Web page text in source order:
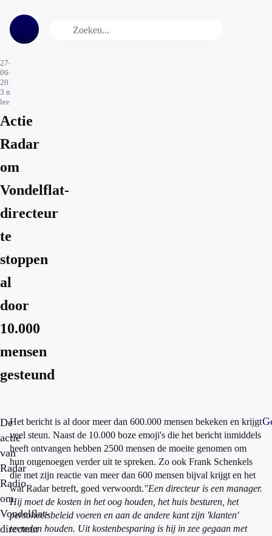
27-
06-
2017
3 min.
leestijd
Actie
Radar
om
Vondelflat-
directeur
te
stoppen
al
door
10.000
mensen
gesteund
De
actie
van
Radar
Radio
om
Vondelflat-
directeur
Het bericht is al door meer dan 600.000 mensen bekeken en krijgt
veel steun. Naast de 10.000 boze emoji's die het bericht inmiddels
heeft ontvangen hebben 2500 mensen de moeite genomen om
hun ongenoegen verder uit te spreken. Zo ook Frank Schenkels
die met zijn reactie van meer dan 600 mensen bijval krijgt en het
wat Radar betreft, goed verwoordt."Een directeur is een manager.
Hij moet de kosten in het oog houden, het huis besturen, het
personeelsbeleid voeren en aan de andere kant zijn 'klanten'
tevreden houden. Uit kostenbesparing is hij in zee gegaan met